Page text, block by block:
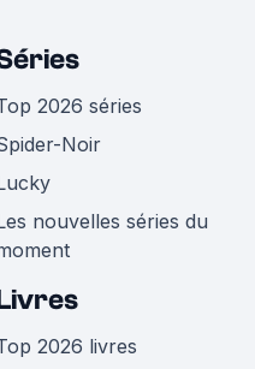
2026 séries
Noir
nouvelles séries du
2026 livres